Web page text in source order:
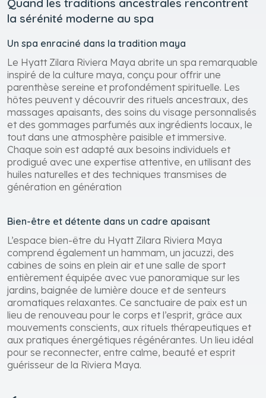
Quand les traditions ancestrales rencontrent
la sérénité moderne au spa
Un spa enraciné dans la tradition maya
Le Hyatt Zilara Riviera Maya abrite un spa remarquable
inspiré de la culture maya, conçu pour offrir une
parenthèse sereine et profondément spirituelle. Les
hôtes peuvent y découvrir des rituels ancestraux, des
massages apaisants, des soins du visage personnalisés
et des gommages parfumés aux ingrédients locaux, le
tout dans une atmosphère paisible et immersive.
Chaque soin est adapté aux besoins individuels et
prodigué avec une expertise attentive, en utilisant des
huiles naturelles et des techniques transmises de
génération en génération
Bien-être et détente dans un cadre apaisant
L’espace bien-être du Hyatt Zilara Riviera Maya
comprend également un hammam, un jacuzzi, des
cabines de soins en plein air et une salle de sport
entièrement équipée avec vue panoramique sur les
jardins, baignée de lumière douce et de senteurs
aromatiques relaxantes. Ce sanctuaire de paix est un
lieu de renouveau pour le corps et l’esprit, grâce aux
mouvements conscients, aux rituels thérapeutiques et
aux pratiques énergétiques régénérantes. Un lieu idéal
pour se reconnecter, entre calme, beauté et esprit
guérisseur de la Riviera Maya.